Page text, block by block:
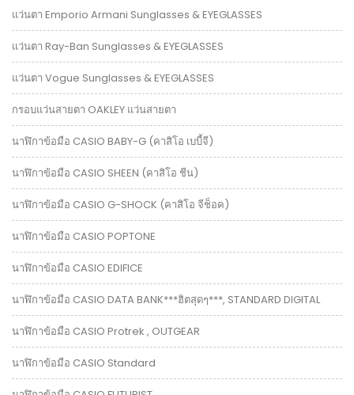
แว่นตา Emporio Armani Sunglasses & EYEGLASSES
แว่นตา Ray-Ban Sunglasses & EYEGLASSES
แว่นตา Vogue Sunglasses & EYEGLASSES
กรอบแว่นสายตา OAKLEY แว่นสายตา
นาฬิกาข้อมือ CASIO BABY-G (คาสิโอ เบบี้จี)
นาฬิกาข้อมือ CASIO SHEEN (คาสิโอ ชีน)
นาฬิกาข้อมือ CASIO G-SHOCK (คาสิโอ จีช็อค)
นาฬิกาข้อมือ CASIO POPTONE
นาฬิกาข้อมือ CASIO EDIFICE
นาฬิกาข้อมือ CASIO DATA BANK***ฮิตสุดๆ***, STANDARD DIGITAL
นาฬิกาข้อมือ CASIO Protrek , OUTGEAR
นาฬิกาข้อมือ CASIO Standard